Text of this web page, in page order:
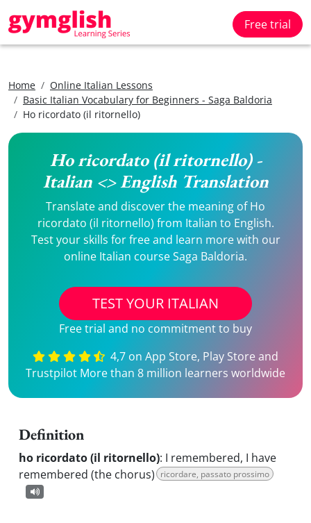
Free trial
Home
Online Italian Lessons
Basic Italian Vocabulary for Beginners - Saga Baldoria
Ho ricordato (il ritornello)
Ho ricordato (il ritornello) -
Italian <> English Translation
Translate and discover the meaning of Ho
ricordato (il ritornello) from Italian to English.
Test your skills for free and learn more with our
online Italian course Saga Baldoria.
TEST YOUR ITALIAN
Free trial and no commitment to buy
4,7 on App Store, Play Store and
Trustpilot More than 8 million learners worldwide
Definition
ho ricordato (il ritornello): I remembered, I have
remembered (the chorus) ricordare, passato prossimo